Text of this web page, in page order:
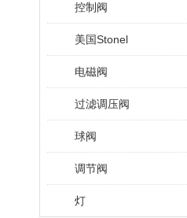
控制阀
美国Stonel
电磁阀
过滤调压阀
球阀
调节阀
灯